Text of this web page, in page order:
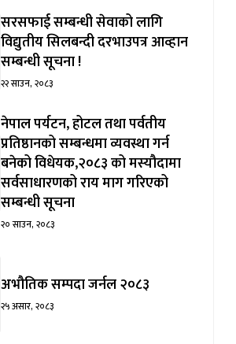
सरसफाई सम्बन्धी सेवाको लागि
विद्युतीय सिलबन्दी दरभाउपत्र आव्हान
सम्बन्धी सूचना !
२२ साउन, २०८३
नेपाल पर्यटन, होटल तथा पर्वतीय
प्रतिष्ठानको सम्बन्धमा व्यवस्था गर्न
बन‍ेको विधेयक,२०८३ को मस्यौदामा
सर्वसाधारणको राय माग गरिएको
सम्बन्धी सूचना
२० साउन, २०८३
अभौतिक सम्पदा जर्नल २०८३
२५ असार, २०८३